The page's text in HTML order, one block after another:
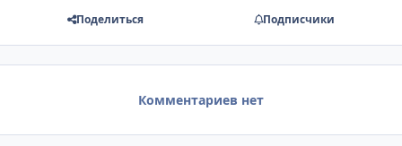
Поделиться Подписчики
Комментариев нет